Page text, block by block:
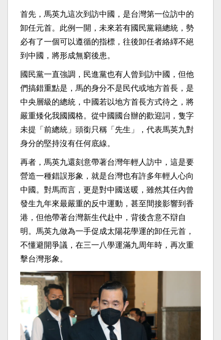
首先，馬英九這次到訪中國，是台灣第一位訪中的
卸任元首。此例一開，未來若有國民黨籍總統，勢
必有了一個可以遵循的指標，往後卸任者絡繹不絕
到中國，將形成無窮後患。
國民黨一直強調，民進黨也有人曾到訪中國，但他
們搞錯重點是，馬的身分不是民代或地方首長，是
中央層級的總統，中國若以地方首長方式待之，將
嚴重矮化我國國格。從中國國台辦的歡迎詞，隻字
未提「前總統」頭銜只稱「先生」，代表馬英九對
身分的堅持沒有任何底線。
再者，馬英九還刻意帶著台灣年輕人訪中，這是要
營造一種錯誤形象，就是台灣也有許多年輕人心向
中國。對馬而言，更是對中國送暖，雖然其任內曾
發生九年來最嚴重的反中運動，甚至間接影響到香
港，但他帶著台灣新生代赴中，背後含意不辯自
明。馬英九做為一手促成太陽花學運的卸任元首，
不懂避開爭議，在三一八學運滿九周年時，再次重
擊台灣形象。